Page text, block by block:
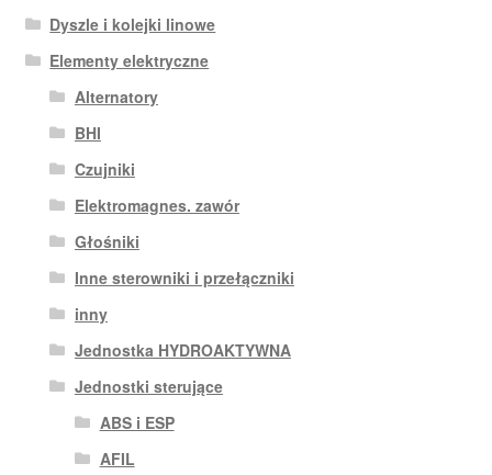
Dyszle i kolejki linowe
Elementy elektryczne
Alternatory
BHI
Czujniki
Elektromagnes. zawór
Głośniki
Inne sterowniki i przełączniki
inny
Jednostka HYDROAKTYWNA
Jednostki sterujące
ABS i ESP
AFIL